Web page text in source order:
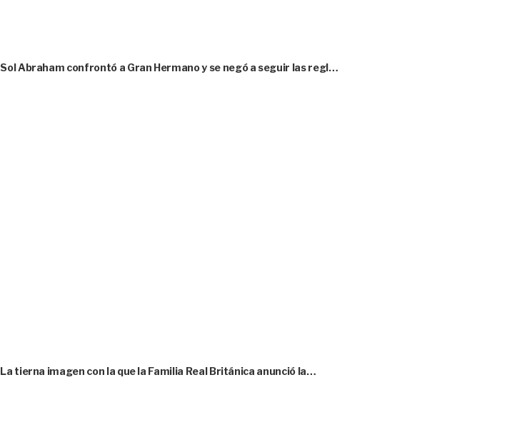
Sol Abraham confrontó a Gran Hermano y se negó a seguir las regl…
La tierna imagen con la que la Familia Real Británica anunció la…